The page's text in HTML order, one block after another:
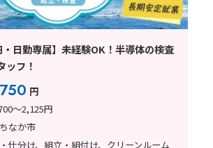
・日勤専属】未経験OK！半導体の検査
ッフ！
円
～2,125円
なか市
仕分け、組立・組付け、クリーンルーム